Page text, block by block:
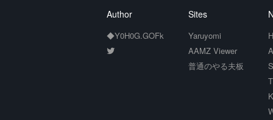
Author
◆Y0H0G.GOFk
Sites
Yaruyomi
AAMZ Viewer
普通のやる夫板